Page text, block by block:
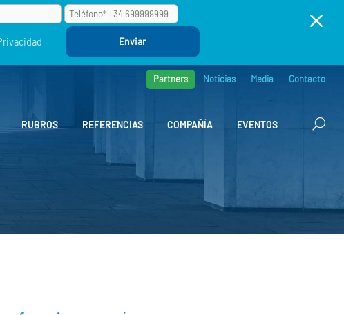
M
Partners Noticias Media Contacto
RUBROS REFERENCIAS COMPAÑÍA EVENTOS